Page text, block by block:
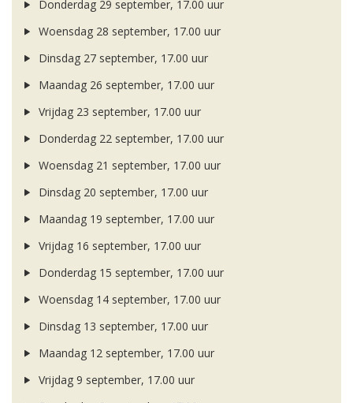
Donderdag 29 september, 17.00 uur
Woensdag 28 september, 17.00 uur
Dinsdag 27 september, 17.00 uur
Maandag 26 september, 17.00 uur
Vrijdag 23 september, 17.00 uur
Donderdag 22 september, 17.00 uur
Woensdag 21 september, 17.00 uur
Dinsdag 20 september, 17.00 uur
Maandag 19 september, 17.00 uur
Vrijdag 16 september, 17.00 uur
Donderdag 15 september, 17.00 uur
Woensdag 14 september, 17.00 uur
Dinsdag 13 september, 17.00 uur
Maandag 12 september, 17.00 uur
Vrijdag 9 september, 17.00 uur